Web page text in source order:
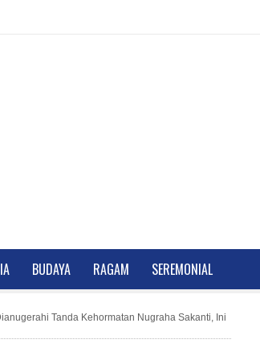
BUDAYA RAGAM SEREMONIAL
Tanda Kehormatan Nugraha Sakanti, Ini